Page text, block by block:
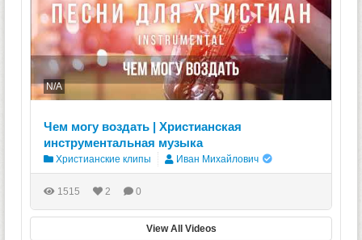
N/A
Чем могу воздать | Христианская
инструментальная музыка
Христианские клипы Иван Михайлович
1515 2 0
View All Videos